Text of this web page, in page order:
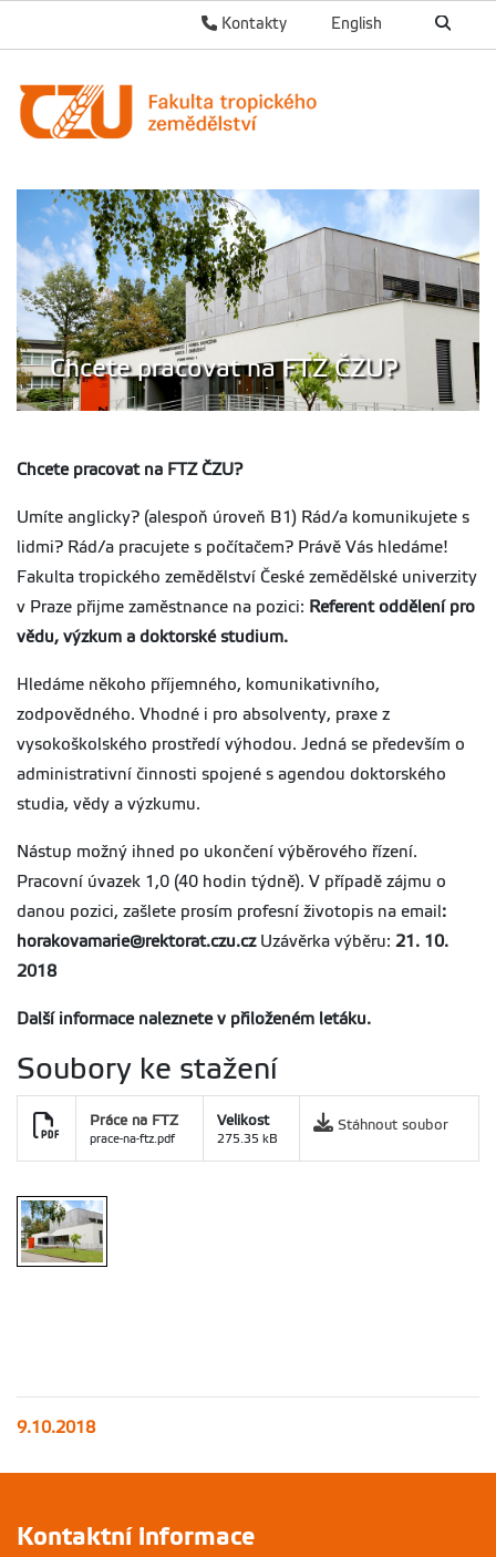
English
Kontakty
Chcete pracovat na FTZ ČZU?
Chcete pracovat na FTZ ČZU?
Umíte anglicky? (alespoň úroveň B1) Rád/a komunikujete s
lidmi? Rád/a pracujete s počítačem? Právě Vás hledáme!
Fakulta tropického zemědělství České zemědělské univerzity
v Praze přijme zaměstnance na pozici: Referent oddělení pro
vědu, výzkum a doktorské studium.
Hledáme někoho příjemného, komunikativního,
zodpovědného. Vhodné i pro absolventy, praxe z
vysokoškolského prostředí výhodou. Jedná se především o
administrativní činnosti spojené s agendou doktorského
studia, vědy a výzkumu.
Nástup možný ihned po ukončení výběrového řízení.
Pracovní úvazek 1,0 (40 hodin týdně). V případě zájmu o
danou pozici, zašlete prosím profesní životopis na email :
horakovamarie@rektorat.czu.czUzávěrka výběru: 21. 10.
2018
Další informace naleznete v přiloženém letáku.
Soubory ke stažení
Práce na FTZ
prace-na-ftz.pdf
Velikost
275.35 kB
Stáhnout soubor
9.10.2018
Kontaktní informace